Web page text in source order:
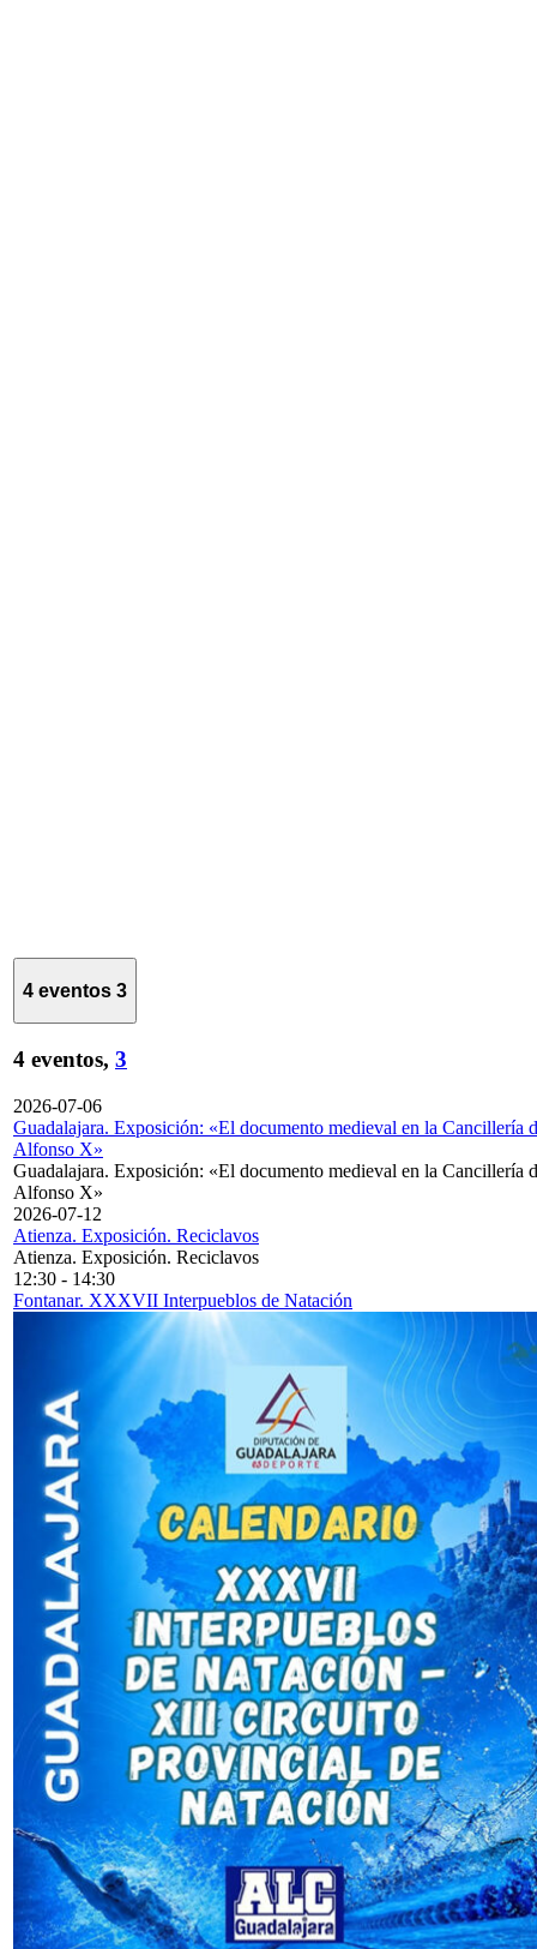
4 eventos 3
4 eventos, 3
2026-07-06
Guadalajara. Exposición: «El documento medieval en la Cancillería
Alfonso X»
Guadalajara. Exposición: «El documento medieval en la Cancillería
Alfonso X»
2026-07-12
Atienza. Exposición. Reciclavos
Atienza. Exposición. Reciclavos
12:30 - 14:30
Fontanar. XXXVII Interpueblos de Natación